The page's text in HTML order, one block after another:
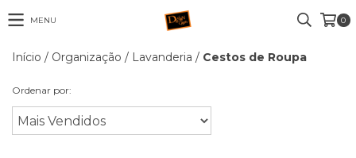
MENU 0
Início / Organização / Lavanderia / Cestos de Roupa
Ordenar por: